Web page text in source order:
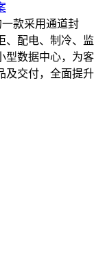
款采用通道封
、配电、制冷、监
型数据中心，为客
及交付，全面提升